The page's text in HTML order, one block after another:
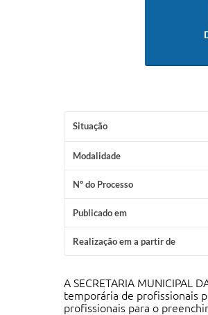
Situação
Modalidade
Nº do Processo
Publicado em
Realização em a partir de
A SECRETARIA MUNICIPAL
temporária de profissionais
profissionais para o